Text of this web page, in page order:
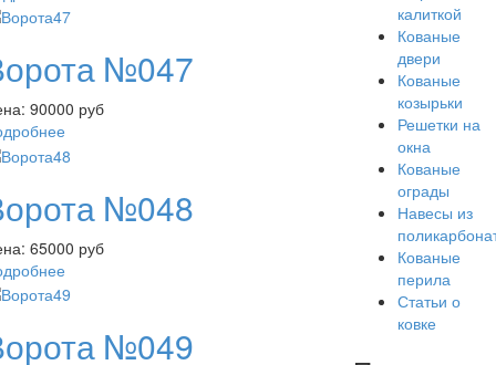
№047
90000 руб
№048
65000 руб
№049
калиткой
Кованые
двери
Кованые
козырьки
Решетки на
окна
Кованые
ограды
Навесы из
Кованые
перила
Статьи о
ковке